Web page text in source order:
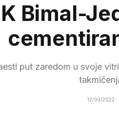
Bimal-
put zaredom u svoje
12/03/2022